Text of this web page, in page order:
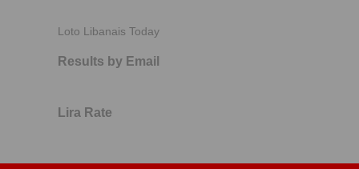
Loto Libanais Today
Results by Email
Lira Rate